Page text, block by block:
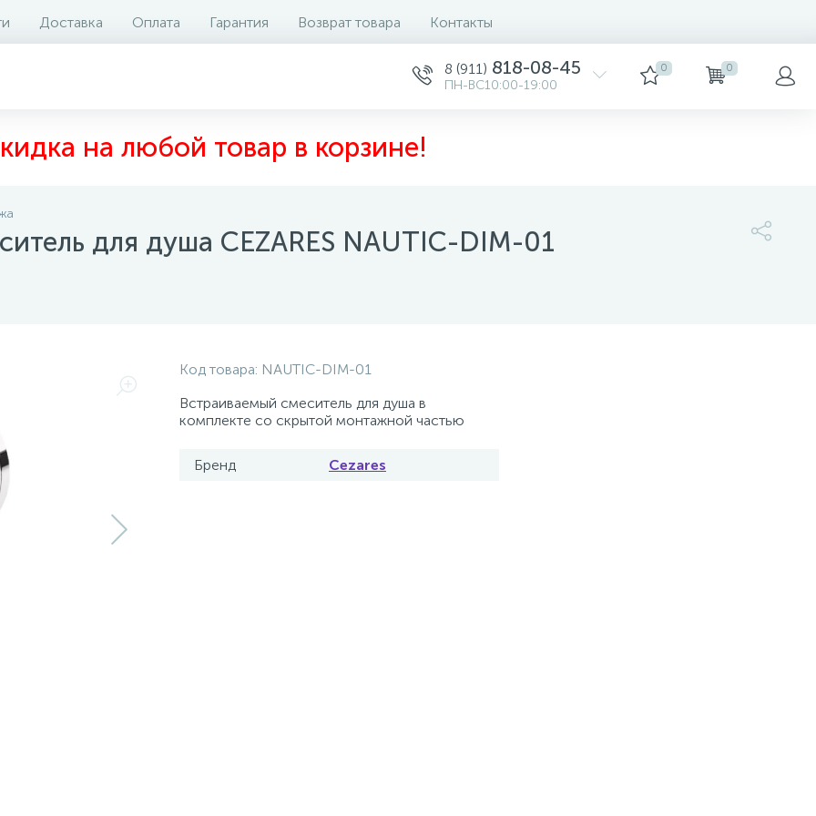
Доставка Оплата Гарантия Возврат товара Контакты
8 (911) 818-08-45
ПН-ВС10:00-19:00
0 0
на любой товар в корзине!
для душа CEZARES NAUTIC-DIM-01
на складе Отзывы 0
Код товара: NAUTIC-DIM-01
Встраиваемый смеситель для душа в
комплекте со скрытой монтажной частью
Бренд Cezares
11 160 руб.